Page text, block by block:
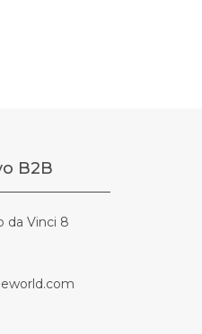
B2B
da Vinci 8